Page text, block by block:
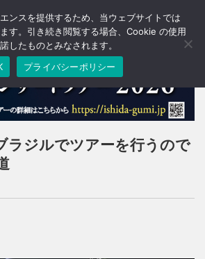
T
o
a
v
g
o
ラジルでツアーを行うので
ンスを提供するため、当ウェブサイトでは
す。引き続き閲覧する場合、Cookie の使用
したものとみなされます。
プライバシーポリシー